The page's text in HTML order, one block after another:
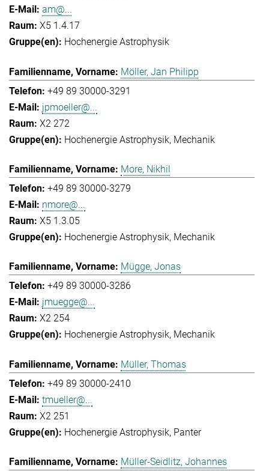
am@...
X5 1.4.17
Hochenergie Astrophysik
Möller, Jan Philipp
+49 89 30000-3291
jpmoeller@...
X2 272
Hochenergie Astrophysik Mechanik
More, Nikhil
+49 89 30000-3279
nmore@...
X5 1.3.05
Hochenergie Astrophysik Mechanik
Mügge, Jonas
+49 89 30000-3286
jmuegge@...
X2 254
Hochenergie Astrophysik Mechanik
Müller, Thomas
+49 89 30000-2410
tmueller@...
X2 251
Hochenergie Astrophysik Panter
Müller-Seidlitz, Johannes